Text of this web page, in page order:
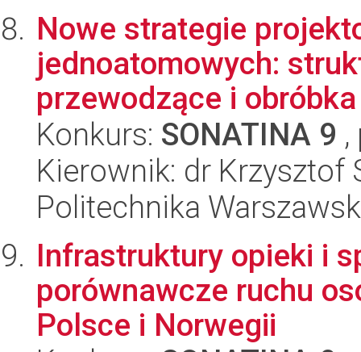
Nowe strategie
jednoatomowych:
przewodzące i
Konkurs: SONATINA 9
Kierownik: dr Krzysztof
Politechnika
Infrastruktury opieki i
porównawcze ruchu
Polsce i Norwegii